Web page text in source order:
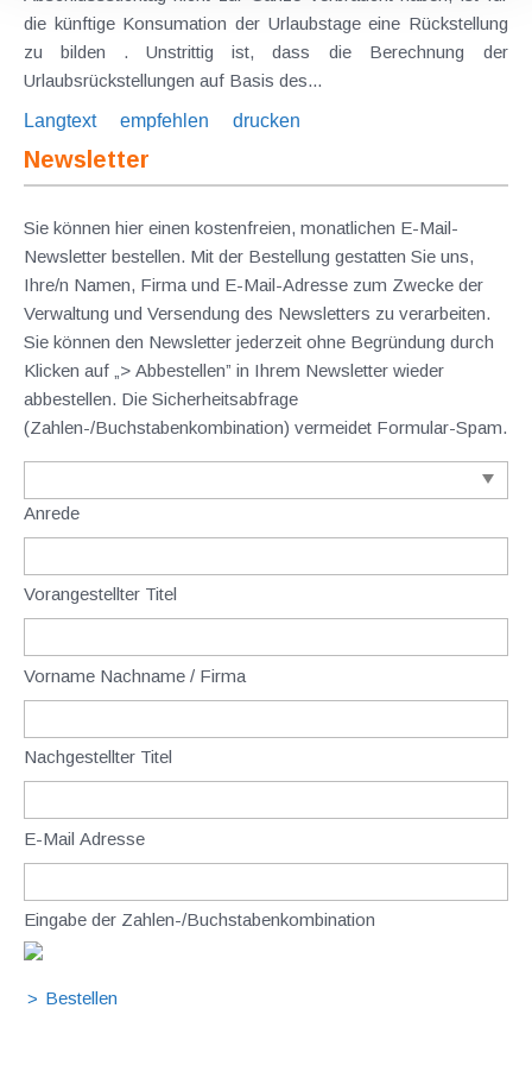
die künftige Konsumation der Urlaubstage eine Rückstellung
zu bilden . Unstrittig ist, dass die Berechnung der
Urlaubsrückstellungen auf Basis des...
Langtext
empfehlen drucken
Newsletter
Sie können hier einen kostenfreien, monatlichen E-Mail-
Newsletter bestellen. Mit der Bestellung gestatten Sie uns,
Ihre/n Namen, Firma und E-Mail-Adresse zum Zwecke der
Verwaltung und Versendung des Newsletters zu verarbeiten.
Sie können den Newsletter jederzeit ohne Begründung durch
Klicken auf „> Abbestellen” in Ihrem Newsletter wieder
abbestellen. Die Sicherheitsabfrage
(Zahlen-/Buchstabenkombination) vermeidet Formular-Spam.
Anrede
Vorangestellter Titel
Vorname Nachname / Firma
Nachgestellter Titel
E-Mail Adresse
Eingabe der Zahlen-/Buchstabenkombination